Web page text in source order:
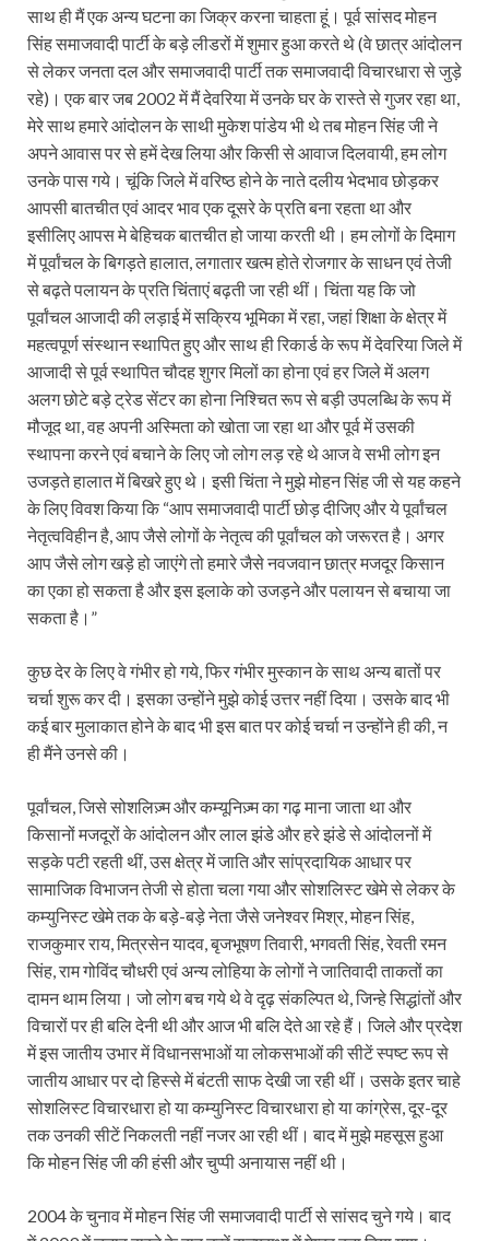
साथ ही मैं एक अन्य घटना का जिक्र करना चाहता हूं। पूर्व सांसद मोहन
सिंह समाजवादी पार्टी के बड़े लीडरों में शुमार हुआ करते थे (वे छात्र आंदोलन
से लेकर जनता दल और समाजवादी पार्टी तक समाजवादी विचारधारा से जुड़े
रहे)। एक बार जब 2002 में मैं देवरिया में उनके घर के रास्ते से गुजर रहा था,
मेरे साथ हमारे आंदोलन के साथी मुकेश पांडेय भी थे तब मोहन सिंह जी ने
अपने आवास पर से हमें देख लिया और किसी से आवाज दिलवायी, हम लोग
उनके पास गये। चूंकि जिले में वरिष्ठ होने के नाते दलीय भेदभाव छोड़कर
आपसी बातचीत एवं आदर भाव एक दूसरे के प्रति बना रहता था और
इसीलिए आपस मे बेहिचक बातचीत हो जाया करती थी। हम लोगों के दिमाग
में पूर्वांचल के बिगड़ते हालात, लगातार खत्म होते रोजगार के साधन एवं तेजी
से बढ़ते पलायन के प्रति चिंताएं बढ़ती जा रही थीं। चिंता यह कि जो
पूर्वांचल आजादी की लड़ाई में सक्रिय भूमिका में रहा, जहां शिक्षा के क्षेत्र में
महत्वपूर्ण संस्थान स्थापित हुए और साथ ही रिकार्ड के रूप में देवरिया जिले में
आजादी से पूर्व स्थापित चौदह शुगर मिलों का होना एवं हर जिले में अलग
अलग छोटे बड़े ट्रेड सेंटर का होना निश्चित रूप से बड़ी उपलब्धि के रूप में
मौजूद था, वह अपनी अस्मिता को खोता जा रहा था और पूर्व में उसकी
स्थापना करने एवं बचाने के लिए जो लोग लड़ रहे थे आज वे सभी लोग इन
उजड़ते हालात में बिखरे हुए थे। इसी चिंता ने मुझे मोहन सिंह जी से यह कहने
के लिए विवश किया कि “आप समाजवादी पार्टी छोड़ दीजिए और ये पूर्वांचल
नेतृत्वविहीन है, आप जैसे लोगों के नेतृत्व की पूर्वांचल को जरूरत है। अगर
आप जैसे लोग खड़े हो जाएंगे तो हमारे जैसे नवजवान छात्र मजदूर किसान
का एका हो सकता है और इस इलाके को उजड़ने और पलायन से बचाया जा
सकता है।”
कुछ देर के लिए वे गंभीर हो गये, फिर गंभीर मुस्कान के साथ अन्य बातों पर
चर्चा शुरू कर दी। इसका उन्होंने मुझे कोई उत्तर नहीं दिया। उसके बाद भी
कई बार मुलाकात होने के बाद भी इस बात पर कोई चर्चा न उन्होंने ही की, न
ही मैंने उनसे की।
पूर्वांचल, जिसे सोशलिज़्म और कम्यूनिज़्म का गढ़ माना जाता था और
किसानों मजदूरों के आंदोलन और लाल झंडे और हरे झंडे से आंदोलनों में
सड़के पटी रहती थीं, उस क्षेत्र में जाति और सांप्रदायिक आधार पर
सामाजिक विभाजन तेजी से होता चला गया और सोशलिस्ट खेमे से लेकर के
कम्युनिस्ट खेमे तक के बड़े-बड़े नेता जैसे जनेश्वर मिश्र, मोहन सिंह,
राजकुमार राय, मित्रसेन यादव, बृजभूषण तिवारी, भगवती सिंह, रेवती रमन
सिंह, राम गोविंद चौधरी एवं अन्य लोहिया के लोगों ने जातिवादी ताकतों का
दामन थाम लिया। जो लोग बच गये थे वे दृढ़ संकल्पित थे, जिन्हे सिद्धांतों और
विचारों पर ही बलि देनी थी और आज भी बलि देते आ रहे हैं। जिले और प्रदेश
में इस जातीय उभार में विधानसभाओं या लोकसभाओं की सीटें स्पष्ट रूप से
जातीय आधार पर दो हिस्से में बंटती साफ देखी जा रही थीं। उसके इतर चाहे
सोशलिस्ट विचारधारा हो या कम्युनिस्ट विचारधारा हो या कांग्रेस, दूर-दूर
तक उनकी सीटें निकलती नहीं नजर आ रही थीं। बाद में मुझे महसूस हुआ
कि मोहन सिंह जी की हंसी और चुप्पी अनायास नहीं थी।
2004 के चुनाव में मोहन सिंह जी समाजवादी पार्टी से सांसद चुने गये। बाद